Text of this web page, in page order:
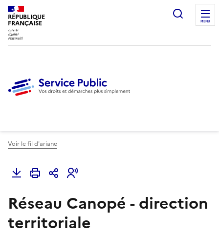
RÉPUBLIQUE
FRANÇAISE
Ouvrir
MENU
Voir le fil d'ariane
Réseau Canopé - direction
territoriale